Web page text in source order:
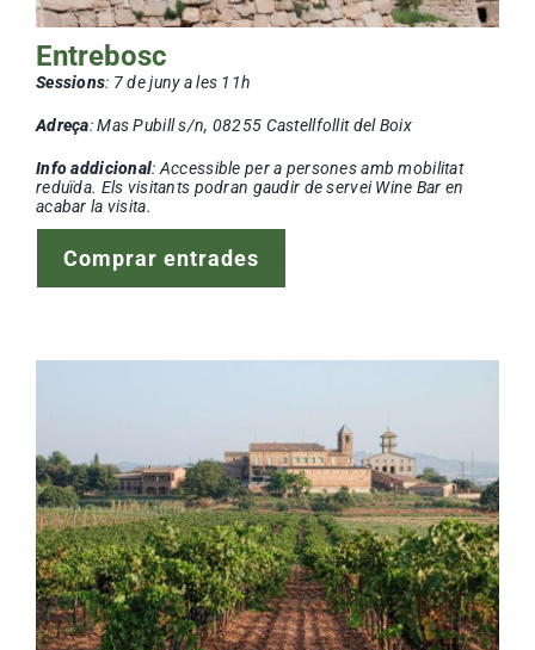
Entrebosc
Sessions: 7 de juny a les 11h
Adreça: Mas Pubill s/n, 08255 Castellfollit del Boix
Info addicional: Accessible per a persones amb mobilitat
reduïda. Els visitants podran gaudir de servei Wine Bar en
acabar la visita.
Comprar entrades